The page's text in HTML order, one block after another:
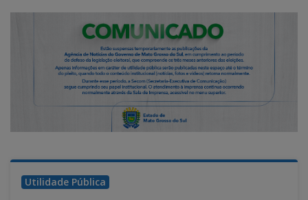
Utilidade Pública